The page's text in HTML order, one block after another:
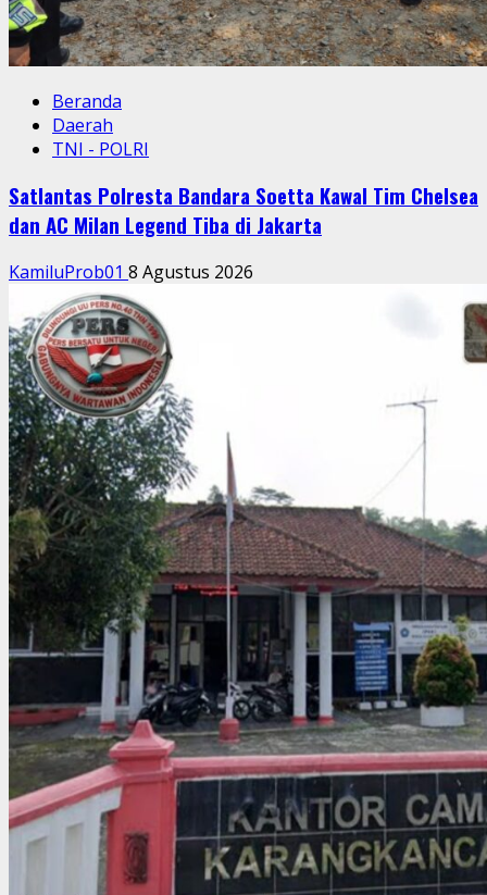
Beranda
Daerah
TNI - POLRI
Satlantas Polresta Bandara Soetta Kawal Tim Chelsea
dan AC Milan Legend Tiba di Jakarta
KamiluProb01 8 Agustus 2026